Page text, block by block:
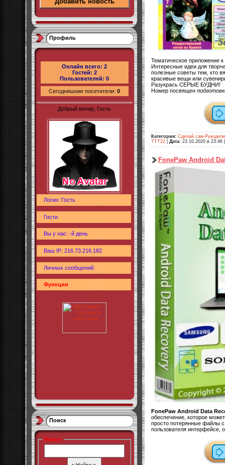
Профиль
Онлайн всего: 2
Гостей: 2
Пользователей: 0
Сегодняшние посетители: 0
Добрый вечер, Гость
Логин: Гость
Гости
Вы у нас: -й день
Ваш IP: 216.73.216.182
Личных сообщений:
Функции
Поиск
Поиск:
Тематическое приложение к
Интересные идеи для
полезные советы тем, кто
красивые вещи или
Разукрась СЕРЫЕ БУДНИ!
Номер посвящен
Категория: Сделай сам-
TTT22
Дата: 23.10.2020 в 23:46
FonePaw Android
FonePaw Android Data
обеспечение, которое
просто потерянные файлы
пользователя интерфейсe,